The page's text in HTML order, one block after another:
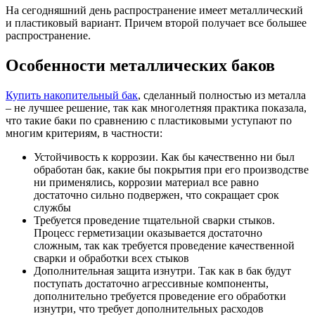
На сегодняшний день распространение имеет металлический
и пластиковый вариант. Причем второй получает все большее
распространение.
Особенности металлических баков
Купить накопительный бак, сделанный полностью из металла
– не лучшее решение, так как многолетняя практика показала,
что такие баки по сравнению с пластиковыми уступают по
многим критериям, в частности:
Устойчивость к коррозии. Как бы качественно ни был
обработан бак, какие бы покрытия при его производстве
ни применялись, коррозии материал все равно
достаточно сильно подвержен, что сокращает срок
службы
Требуется проведение тщательной сварки стыков.
Процесс герметизации оказывается достаточно
сложным, так как требуется проведение качественной
сварки и обработки всех стыков
Дополнительная защита изнутри. Так как в бак будут
поступать достаточно агрессивные компоненты,
дополнительно требуется проведение его обработки
изнутри, что требует дополнительных расходов